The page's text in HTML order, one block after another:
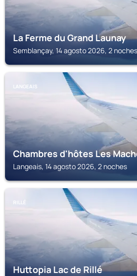
La Ferme du Grand Launay
Semblançay, 14 agosto 2026, 2 noches
LANGEAIS
Chambres d'hôtes Les
Langeais, 14 agosto 2026, 2 noches
RILLÉ
Huttopia Lac de Rillé